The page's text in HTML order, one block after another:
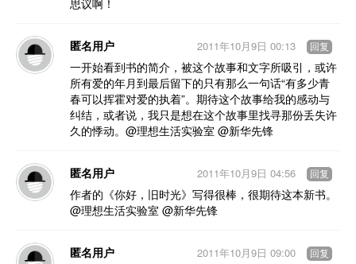
匿名用户
一开始看到书的简介，被这个故事和文字所吸引，或许
所有爱的年月到最后留下的只有那么一句话“有多少青
春可以挥霍对爱的执着”。期待这个故事给我的感动与
纠结，或者说，我只是想在这个故事里找寻那份丢失许
久的悸动。@理想生活实验室 @新华先锋
2011年10月9日 00:13 回复
匿名用户
作者的《你好，旧时光》写得很棒，很期待这本新书。
@理想生活实验室 @新华先锋
2011年10月9日 04:56 回复
匿名用户
2011年10月9日 09:00 回复